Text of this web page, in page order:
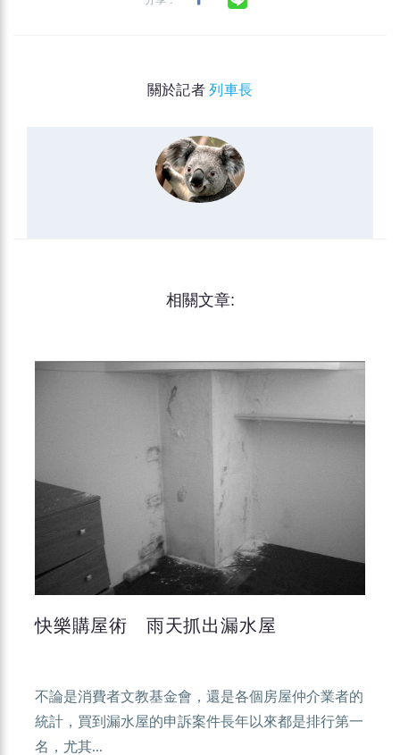
關於記者列車長
相關文章:
快樂購屋術 雨天抓出漏水屋
不論是消費者文教基金會，還是各個房屋仲介業者的
統計，買到漏水屋的申訴案件長年以來都是排行第一
名，尤其...